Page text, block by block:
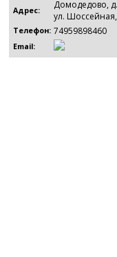
Адрес:
Домодедово,
ул.
Телефон: 74959898460
Email: